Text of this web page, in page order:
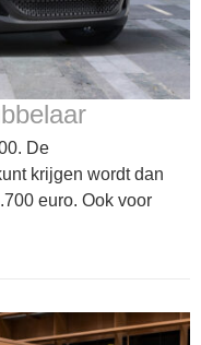
De
krijgen wordt dan
euro. Ook voor